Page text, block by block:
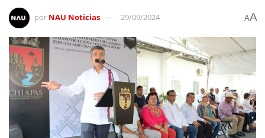
por NAU Noticias 29/09/2024 AA